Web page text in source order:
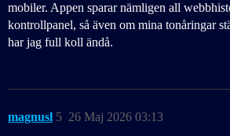
mobiler. Appen sparar nämligen all
kontrollpanel, så även om mina tonåringar
har jag full koll ändå.
magnusl 26 Maj 2026 03:13
5